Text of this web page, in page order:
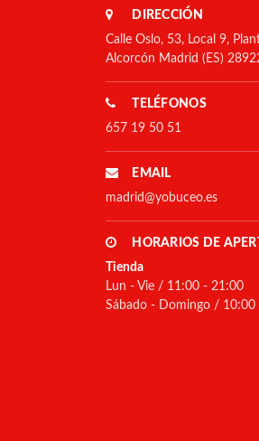
DIRECCIÓN
Calle Oslo, 53, Local 9,
Alcorcón Madrid (ES)
TELÉFONOS
657 19 50 51
EMAIL
madrid@yobuceo.es
HORARIOS DE
Tienda
Lun - Vie / 11:00 - 21:00
Sábado - Domingo / 10:00